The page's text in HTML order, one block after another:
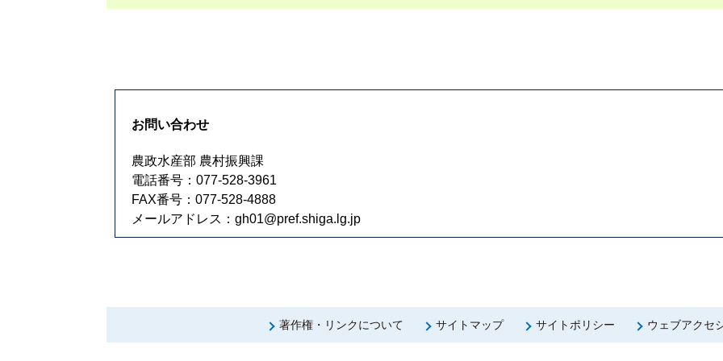
お問い合わせ
農政水産部 農村振興課
電話番号：077-528-3961
FAX番号：077-528-4888
メールアドレス： gh01@pref.shiga.lg.jp
著作権・リンクについて サイトマップ サイトポリシー ウェブアクセ